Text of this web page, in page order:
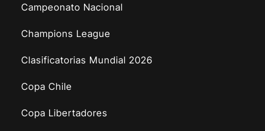
Campeonato Nacional
Champions League
Clasificatorias Mundial 2026
Copa Chile
Copa Libertadores